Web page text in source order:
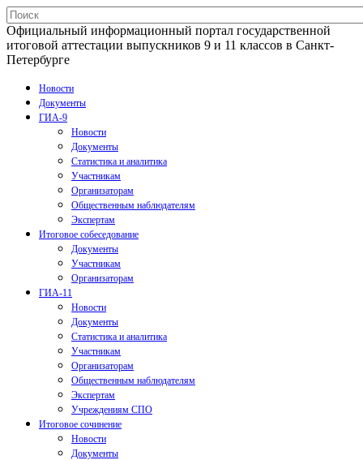
Официальный информационный портал государственной
итоговой аттестации выпускников 9 и 11 классов в Санкт-
Петербурге
Новости
Документы
ГИА-9
Новости
Документы
Статистика и аналитика
Участникам
Организаторам
Общественным наблюдателям
Экспертам
Итоговое собеседование
Документы
Участникам
Организаторам
ГИА-11
Новости
Документы
Статистика и аналитика
Участникам
Организаторам
Общественным наблюдателям
Экспертам
Учреждениям СПО
Итоговое сочинение
Новости
Документы